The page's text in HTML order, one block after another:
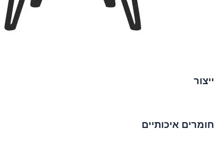
ייצור
חומרים איכותיים